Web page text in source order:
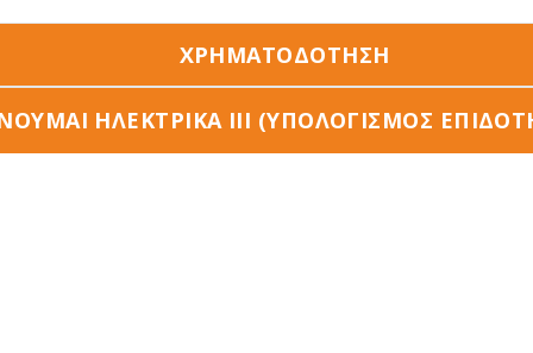
ΧΡΗΜΑΤΟΔΟΤΗΣΗ
ΗΛΕΚΤΡΙΚΑ ΙΙΙ (ΥΠΟΛΟΓΙΣΜΌΣ